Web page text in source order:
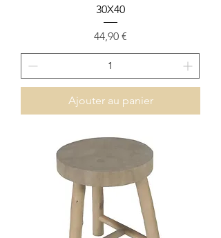
30X40
Prix
44,90 €
Ajouter au panier